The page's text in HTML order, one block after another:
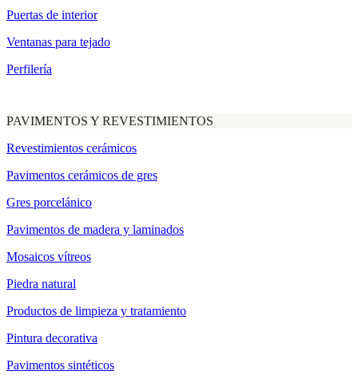
Puertas de interior
Ventanas para tejado
Perfilería
PAVIMENTOS Y REVESTIMIENTOS
Revestimientos cerámicos
Pavimentos cerámicos de gres
Gres porcelánico
Pavimentos de madera y laminados
Mosaicos vítreos
Piedra natural
Productos de limpieza y tratamiento
Pintura decorativa
Pavimentos sintéticos